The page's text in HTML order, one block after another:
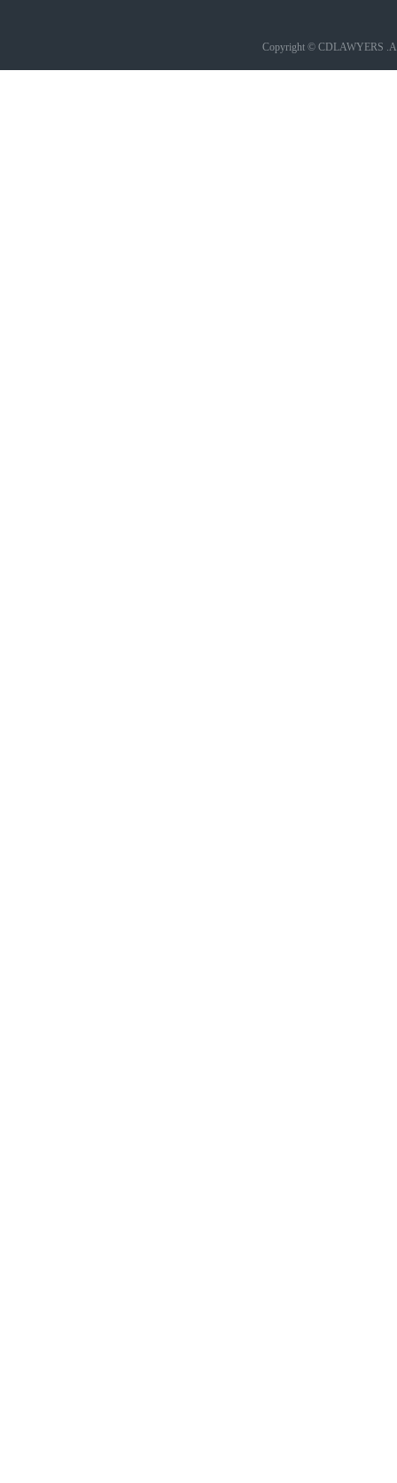
Copyright © CDLAWYERS